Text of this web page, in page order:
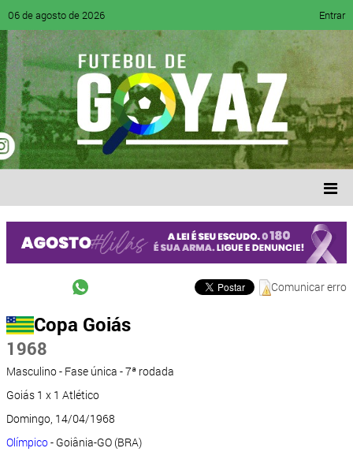
06 de agosto de 2026 Entrar
Comunicar erro
Copa Goiás
1968
Masculino - Fase única - 7ª rodada
Goiás 1 x 1 Atlético
Domingo, 14/04/1968
Olímpico- Goiânia-GO (BRA)